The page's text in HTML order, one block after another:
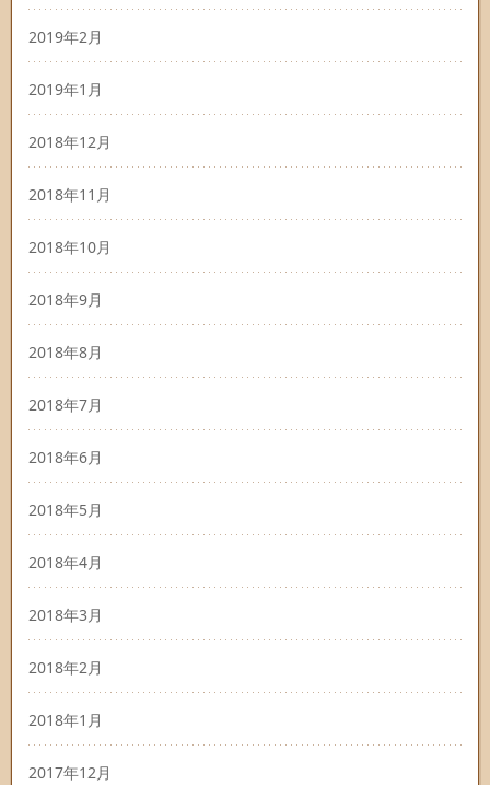
2019年2月
2019年1月
2018年12月
2018年11月
2018年10月
2018年9月
2018年8月
2018年7月
2018年6月
2018年5月
2018年4月
2018年3月
2018年2月
2018年1月
2017年12月